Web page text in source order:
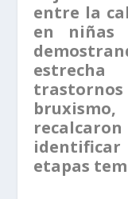
entre la
en niñas
identificar
etapas